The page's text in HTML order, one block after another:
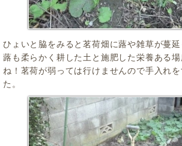
ひょいと脇をみると茗荷畑に蕗や雑草が蔓延
蕗も柔らかく耕した土と施肥した栄養ある
ね！茗荷が弱っては行けませんので手入れ
た。